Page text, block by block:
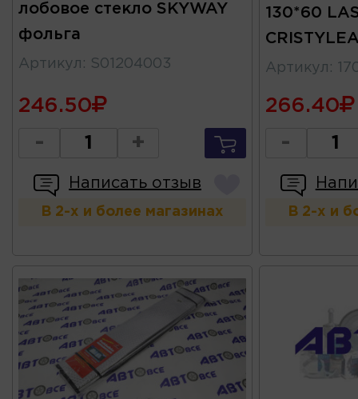
лобовое стекло SKYWAY
фольга
Артикул : S01204003
246.50
- +
Написать отзыв
В 2-х и более магазинах
130*60
Артикул :
266.40
-
В 2-х и